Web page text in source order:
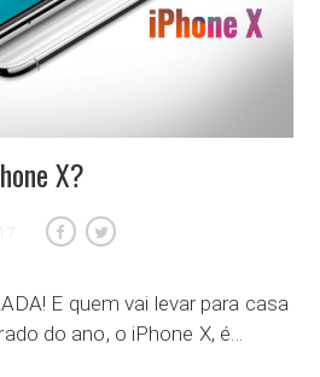
X?
E quem vai levar para casa
do ano, o iPhone X, é…